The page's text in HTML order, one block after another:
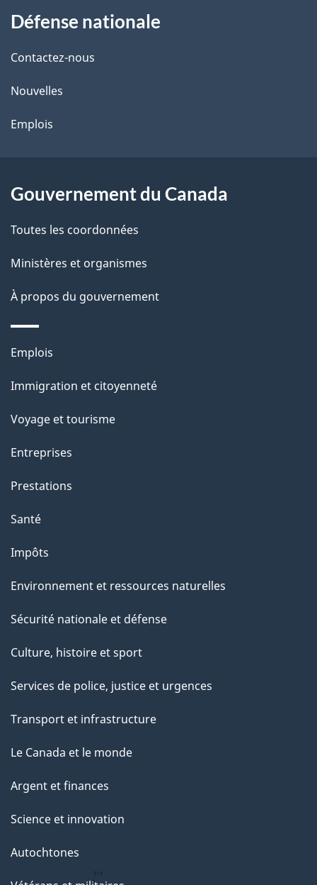
s
e
a
a
propos
ce
Défense nationale
Contactez-nous
Nouvelles
Emplois
Gouvernement du Canada
Toutes les coordonnées
Ministères et organismes
À propos du gouvernement
Thèmes
sujets
Emplois
Immigration et citoyenneté
Voyage et tourisme
Entreprises
Prestations
Santé
Impôts
Environnement et ressources naturelles
Sécurité nationale et défense
Culture, histoire et sport
Services de police, justice et urgences
Transport et infrastructure
Le Canada et le monde
Argent et finances
Science et innovation
Autochtones